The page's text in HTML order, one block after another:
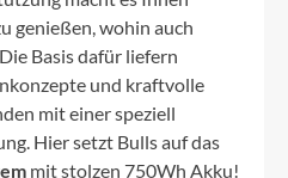
genießen, wohin auch
Basis dafür liefern
und kraftvolle
mit einer speziell
Hier setzt Bulls auf das
mit stolzen 750Wh Akku!